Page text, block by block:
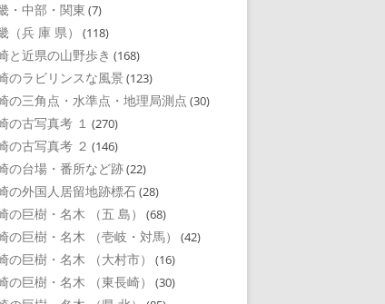
・中部・関東 (7)
（兵 庫 県） (118)
と近県の山野歩き (168)
のラビリンスな風景 (123)
の三角点・水準点・地理局測点 (30)
の古写真考 １ (270)
の古写真考 ２ (146)
の台場・番所など跡(22)
の外国人居留地跡標石(28)
の巨樹・名木 （五 島） (68)
の巨樹・名木 （壱岐・対馬） (42)
の巨樹・名木 （大村市） (16)
の巨樹・名木 （東長崎） (30)